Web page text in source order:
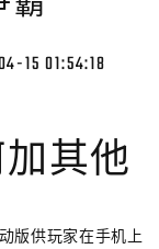
15 01:54:18
其他
版供玩家在手机上